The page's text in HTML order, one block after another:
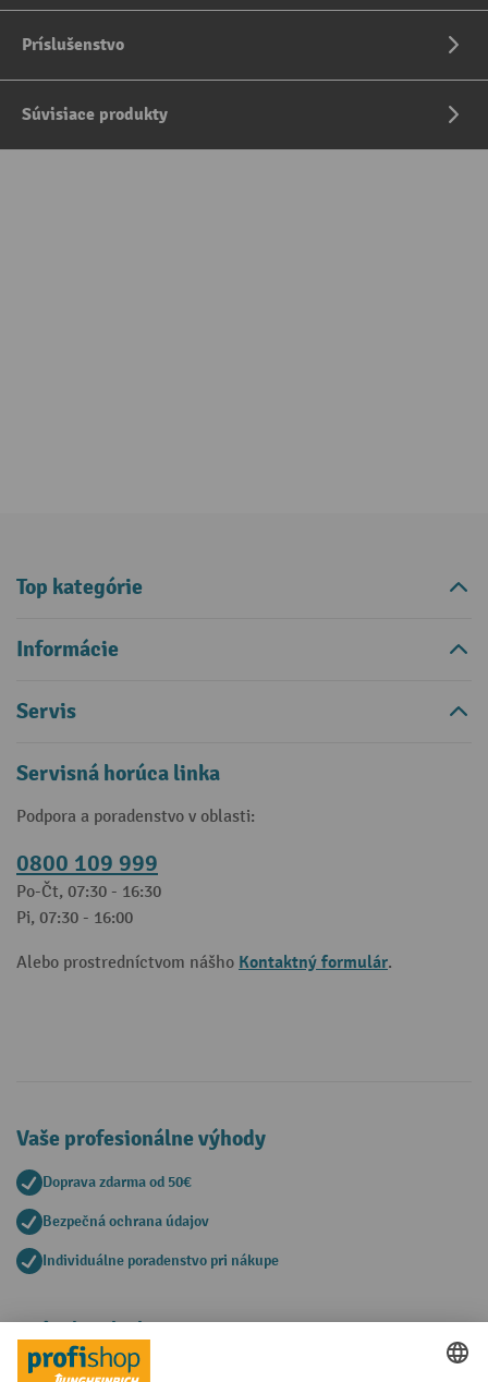
Príslušenstvo
Súvisiace produkty
Top kategórie
Informácie
Servis
Servisná horúca linka
Podpora a poradenstvo v oblasti:
0800 109 999
Po-Čt, 07:30 - 16:30
Pi, 07:30 - 16:00
Alebo prostredníctvom nášho Kontaktný formulár.
Vaše profesionálne výhody
Doprava zdarma od 50€
Bezpečná ochrana údajov
Individuálne poradenstvo pri nákupe
Spôsoby platby